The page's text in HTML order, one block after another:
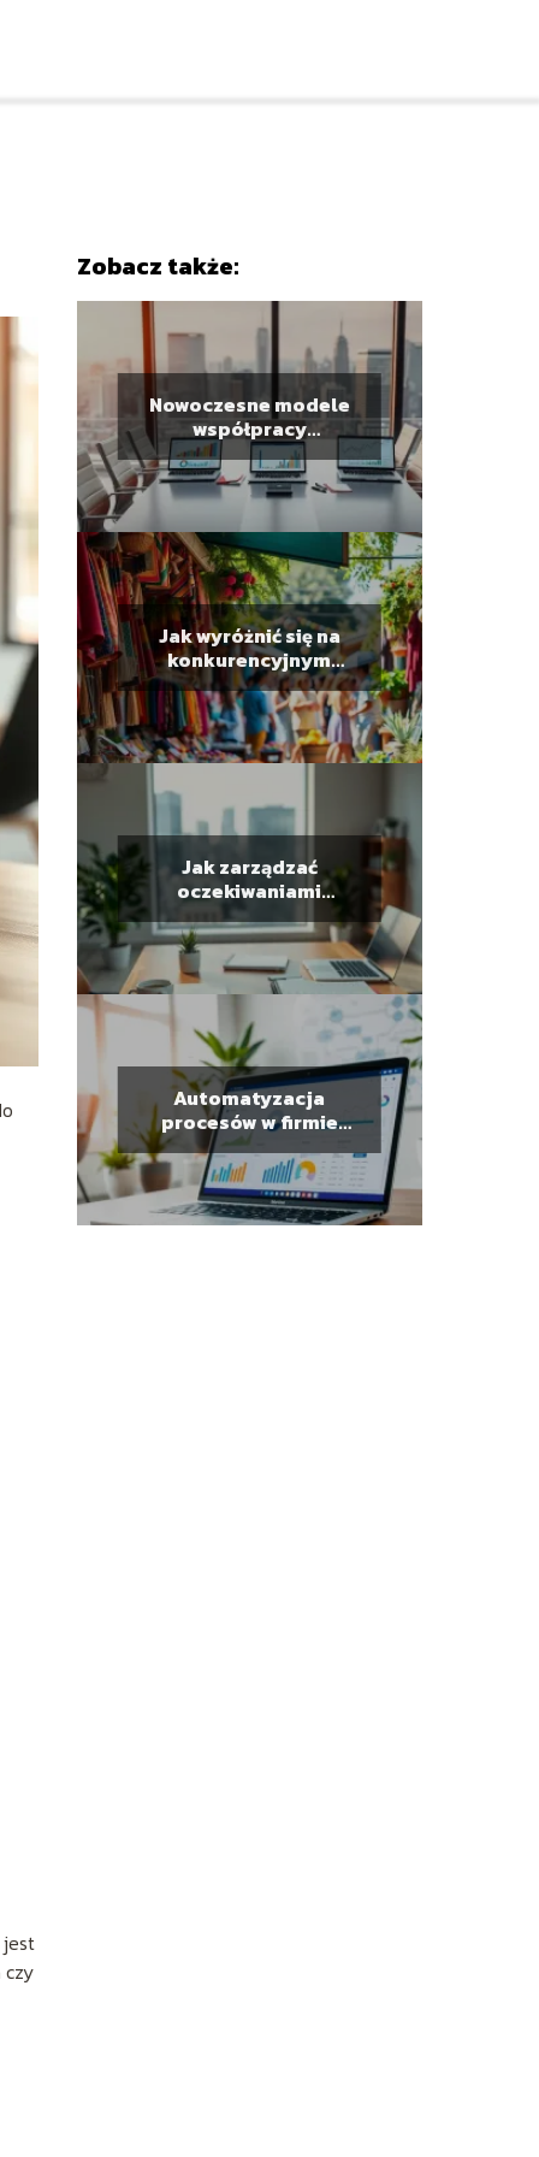
jest
czy
Zobacz także:
Nowoczesne modele
współpracy
biznesowej – co warto
wiedzieć?
Jak wyróżnić się na
konkurencyjnym
rynku? Sprawdzone
strategie
Jak zarządzać
oczekiwaniami
klientów w biznesie?
Automatyzacja
procesów w firmie
usługowej – jak to
zrobić skutecznie?